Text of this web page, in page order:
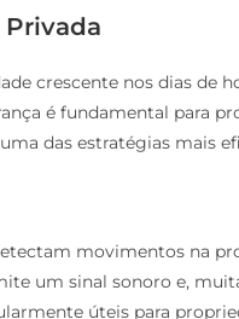
crescente nos dias de
é fundamental para
das estratégias mais
movimentos na
um sinal sonoro e,
úteis para